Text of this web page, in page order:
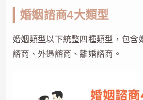
婚姻諮商4大類型
婚姻類型以下統整四種類型，包含
諮商、外遇諮商、離婚諮商。